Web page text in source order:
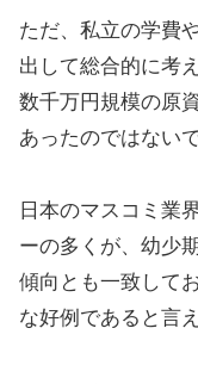
ただ、私立の学費
出して総合的に考
数千万円規模の原
あったのではない
日本のマスコミ業
ーの多くが、幼少
傾向とも一致して
な好例であると言